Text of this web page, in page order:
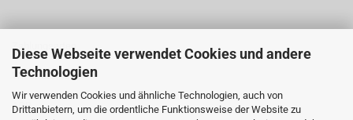
Diese Webseite verwendet Cookies und andere
Technologien
Wir verwenden Cookies und ähnliche Technologien, auch von
Drittanbietern, um die ordentliche Funktionsweise der Website zu
Zahlungsarten
Widerrufsrecht
AGB